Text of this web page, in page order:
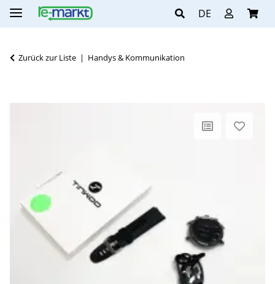
DE
Zurück zur Liste Handys & Kommunikation